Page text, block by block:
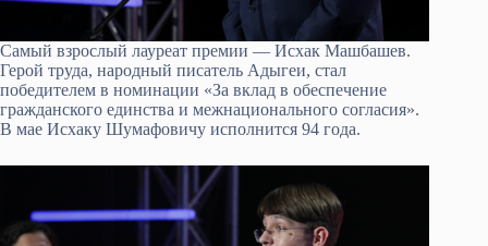
Самый взрослый лауреат премии — Исхак Машбашев.
Герой труда, народный писатель Адыгеи, стал
победителем в номинации «За вклад в обеспечение
гражданского единства и межнационального согласия».
В мае Исхаку Шумафовичу исполнится 94 года.